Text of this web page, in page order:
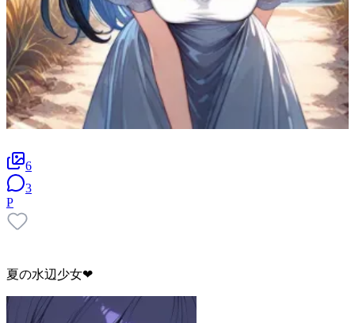
6
3
P
夏の水辺少女❤